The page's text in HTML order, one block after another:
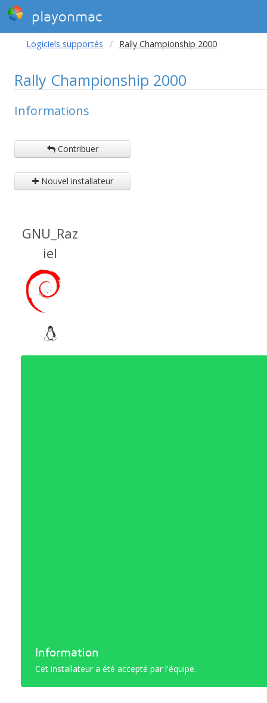
playonmac
Logiciels supportés Rally Championship 2000
Rally Championship 2000
Informations
Contribuer
Nouvel installateur
GNU_Raz
iel
Information
Cet installateur a été accepté par l'équipe.